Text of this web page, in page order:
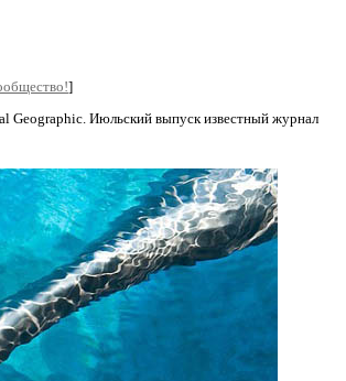
]
Geographic. Июльский выпуск известный журнал